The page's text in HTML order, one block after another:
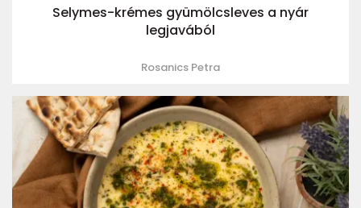
Selymes-krémes gyümölcsleves a nyár
legjavából
Rosanics Petra